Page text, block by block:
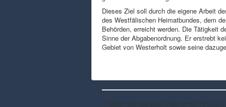
Dieses Ziel soll durch die eigene Arbeit
des Westfälischen Heimatbundes, dem
Behörden, erreicht werden. Die Tätigkeit
Sinne der Abgabenordnung. Er erstrebt
Gebiet von Westerholt sowie seine
© 2026 Heimatverein Westerholt 1914 e.V.